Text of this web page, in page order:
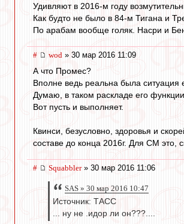
Удивляют в 2016-м году
Как будто не было в 84-м Тигана и
По арабам вообще голяк. Насри и
# wod » 30 мар 2016 11:09
А что Промес?
Вполне ведь реальна была ситуация
Думаю, в таком раскладе его
Вот пусть и выполняет.
Квинси, безусловно, здоровья и
составе до конца 2016г. Для СМ это,
# Squabbler» 30 мар 2016 11:06
SAS » 30 мар 2016 10:47
Источник: ТАСС
... ну не .идор ли он???....